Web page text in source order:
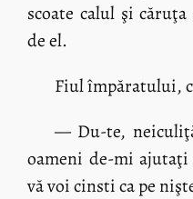
scoate calul şi
de el.
Fiul împăratului,
— Du-te,
oameni de-mi
vă voi cinsti ca pe